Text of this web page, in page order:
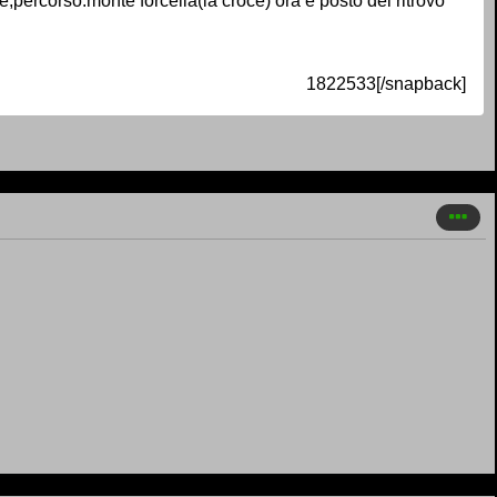
1822533[/snapback]